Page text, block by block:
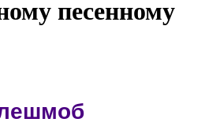
песенному